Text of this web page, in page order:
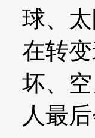
球、
在转
坏、
人最